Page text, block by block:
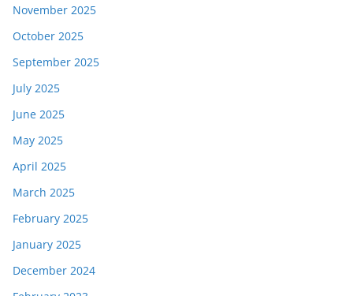
November 2025
October 2025
September 2025
July 2025
June 2025
May 2025
April 2025
March 2025
February 2025
January 2025
December 2024